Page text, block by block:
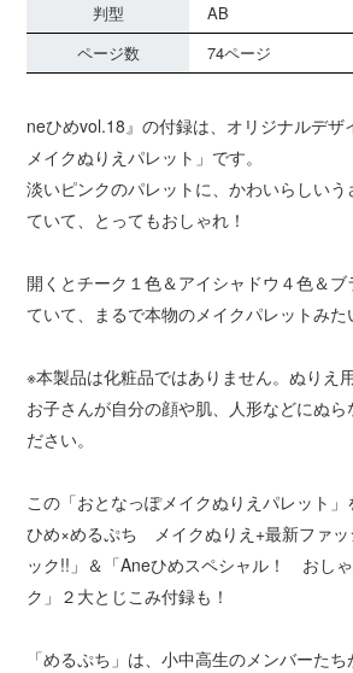
判型
AB
ページ数
74ページ
neひめvol.18』の付録は、オリジナルデザ
メイクぬりえパレット」です。
淡いピンクのパレットに、かわいらしい
ていて、とってもおしゃれ！
開くとチーク１色＆アイシャドウ４色＆
ていて、まるで本物のメイクパレットみた
※本製品は化粧品ではありません。ぬりえ
お子さんが自分の顔や肌、人形などにぬら
ださい。
この「おとなっぽメイクぬりえパレット
ひめ×めるぷち メイクぬりえ+最新ファ
ック!!」＆「Aneひめスペシャル！ おし
ク」２大とじこみ付録も！
「めるぷち」は、小中高生のメンバーた